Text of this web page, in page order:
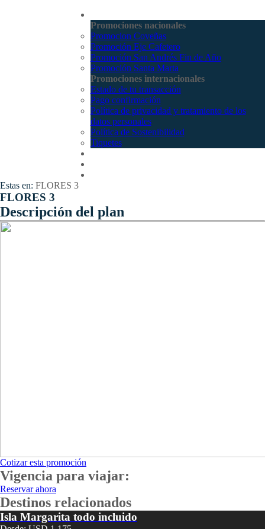
Promociones nacionales
Promocion Coveñas
Promoción Eje Cafetero
Promoción San Andrés Fin de Año
Promoción Santa Marta
Promociones internacionales
Estado de tu transacción
Pago confirmación
Política de privacidad y tratamiento de los
datos personales
Política de Sostenibilidad
Tiquetes
Estas en: FLORES 3
FLORES 3
Descripción del plan
Cotizar esta promoción
Vigencia para viajar:
Reservar ahora
Destinos relacionados
Isla Margarita todo incluido